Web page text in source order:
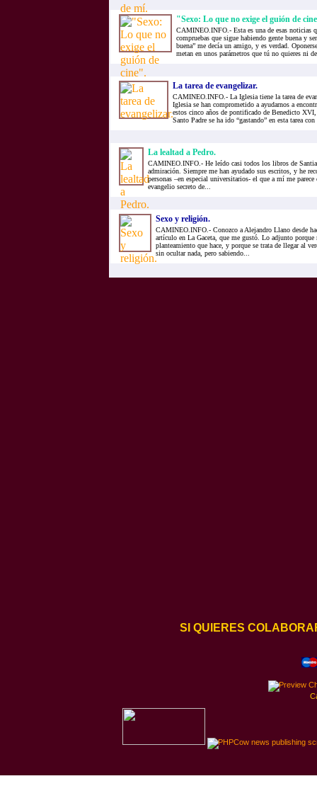
"Sexo: Lo que no exige el guión de
CAMINEO.INFO.- Esta es una de esas noticias
compruebas que sigue habiendo gente buena y
buena” me decía un amigo, y es verdad.
metan en unos parámetros que tú no quieres ni
La tarea de evangelizar.
CAMINEO.INFO.- La Iglesia tiene la tarea de
Iglesia se han comprometido a ayudarnos a
estos cinco años de pontificado de Benedicto
Santo Padre se ha ido “gastando” en esta tarea
La lealtad a Pedro.
CAMINEO.INFO.- He leído casi todos los libros de
admiración. Siempre me han ayudado sus escritos, y he
personas –en especial universitarios- el que a mí me
evangelio secreto de...
Sexo y religión.
CAMINEO.INFO.- Conozco a Alejandro Llano desde
artículo en La Gaceta, que me gustó. Lo adjunto porque
planteamiento que hace, y porque se trata de llegar al
sin ocultar nada, pero sabiendo...
SI QUIERES